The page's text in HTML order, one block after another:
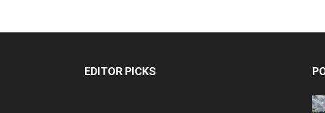
EDITOR PICKS